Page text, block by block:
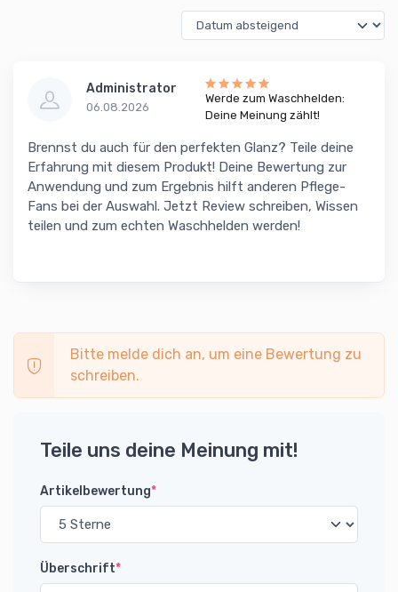
Administrator
06.08.2026
Werde zum Waschhelden:
Deine Meinung zählt!
Brennst du auch für den perfekten Glanz? Teile deine
Erfahrung mit diesem Produkt! Deine Bewertung zur
Anwendung und zum Ergebnis hilft anderen Pflege-
Fans bei der Auswahl. Jetzt Review schreiben, Wissen
teilen und zum echten Waschhelden werden!
Bitte melde dich an, um eine Bewertung zu
schreiben.
Teile uns deine Meinung mit!
Artikelbewertung*
Überschrift*